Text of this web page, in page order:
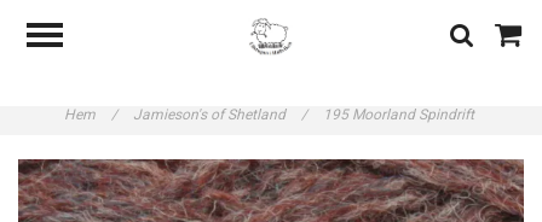
Hem / Jamieson's of Shetland / 195 Moorland Spindrift